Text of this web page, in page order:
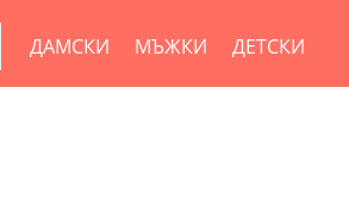
ДАМСКИ МЪЖКИ ДЕТСКИ